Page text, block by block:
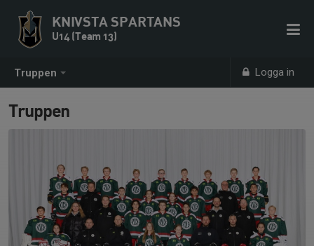
Truppen Logga in
KNIVSTA SPARTANS
U14 (Team 13)
Truppen